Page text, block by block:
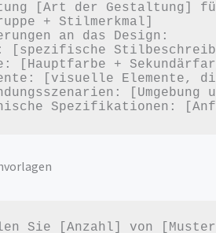
[Art der Gestaltung]
+ Stilmerkmal]
an das Design:
[Hauptfarbe +
[visuelle Elemente,
[Umgebung
Sie [Anzahl] von